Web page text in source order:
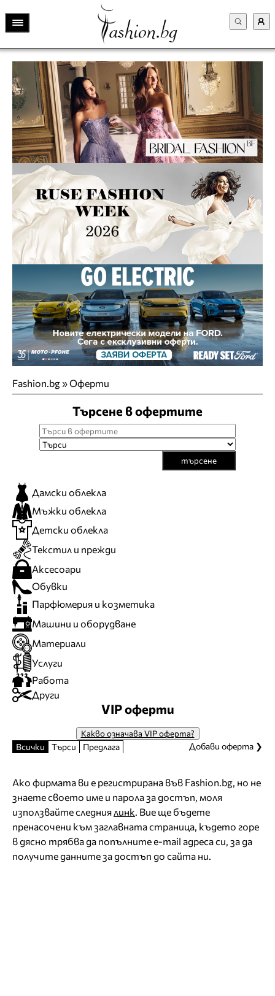
Fashion.bg»Оферти
Търсене в офертите
търсене
Дамски облекла
Мъжки облекла
Детски облекла
Текстил и прежди
Аксесоари
Обувки
Парфюмерия и козметика
Машини и оборудване
Материали
Услуги
Работа
Други
VIP оферти
Какво означава VIP оферта?
Всички
Търси Предлага Добави оферта ❯
Ако фирмата ви е регистрирана във Fashion.bg, но не
знаете своето име и парола за достъп, моля
използвайте следния линк. Вие ще бъдете
пренасочени към заглавната страница, където горе
в дясно трябва да попълните e-mail адреса си, за да
получите данните за достъп до сайта ни.